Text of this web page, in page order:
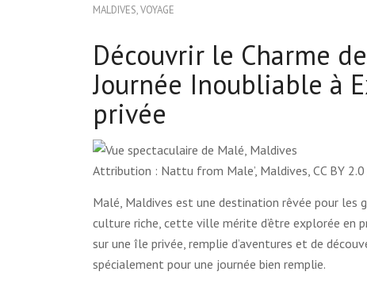
MALDIVES,VOYAGE
Découvrir le Charme
Journée Inoubliable à
privée
Attribution : Nattu from Male’, Maldives, CC BY 2.0
Malé, Maldives est une destination rêvée pour
culture riche, cette ville mérite d’être explorée en
sur une île privée, remplie d’aventures et de
spécialement pour une journée bien remplie.